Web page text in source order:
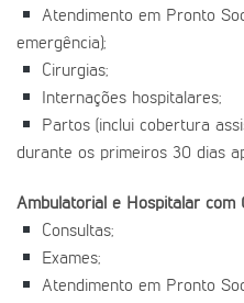
Atendimento em Pronto
emergência);
Cirurgias;
Internações hospitalares;
Partos (inclui cobertura
durante os primeiros 30 dias
Ambulatorial e Hospitalar com
Consultas;
Exames;
Atendimento em Pronto